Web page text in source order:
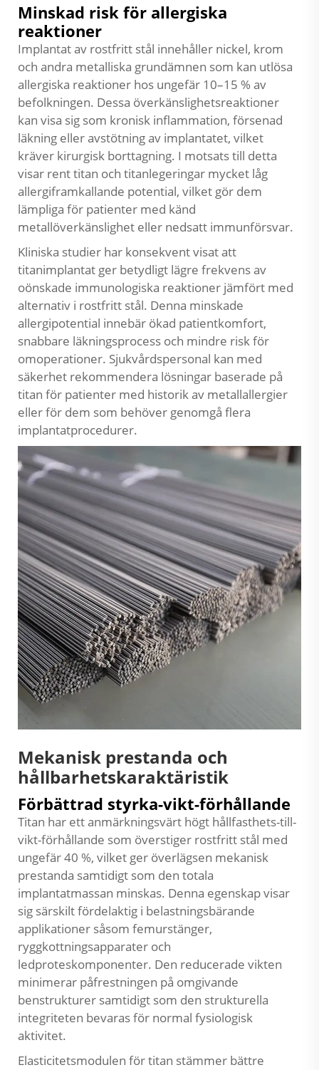
Minskad risk för allergiska
reaktioner
Implantat av rostfritt stål innehåller nickel, krom
och andra metalliska grundämnen som kan utlösa
allergiska reaktioner hos ungefär 10–15 % av
befolkningen. Dessa överkänslighetsreaktioner
kan visa sig som kronisk inflammation, försenad
läkning eller avstötning av implantatet, vilket
kräver kirurgisk borttagning. I motsats till detta
visar rent titan och titanlegeringar mycket låg
allergiframkallande potential, vilket gör dem
lämpliga för patienter med känd
metallöverkänslighet eller nedsatt immunförsvar.
Kliniska studier har konsekvent visat att
titanimplantat ger betydligt lägre frekvens av
oönskade immunologiska reaktioner jämfört med
alternativ i rostfritt stål. Denna minskade
allergipotential innebär ökad patientkomfort,
snabbare läkningsprocess och mindre risk för
omoperationer. Sjukvårdspersonal kan med
säkerhet rekommendera lösningar baserade på
titan för patienter med historik av metallallergier
eller för dem som behöver genomgå flera
implantatprocedurer.
Mekanisk prestanda och
hållbarhetskaraktäristik
Förbättrad styrka-vikt-förhållande
Titan har ett anmärkningsvärt högt hållfasthets-till-
vikt-förhållande som överstiger rostfritt stål med
ungefär 40 %, vilket ger överlägsen mekanisk
prestanda samtidigt som den totala
implantatmassan minskas. Denna egenskap visar
sig särskilt fördelaktig i belastningsbärande
applikationer såsom femurstänger,
ryggkottningsapparater och
ledproteskomponenter. Den reducerade vikten
minimerar påfrestningen på omgivande
benstrukturer samtidigt som den strukturella
integriteten bevaras för normal fysiologisk
aktivitet.
Elasticitetsmodulen för titan stämmer bättre